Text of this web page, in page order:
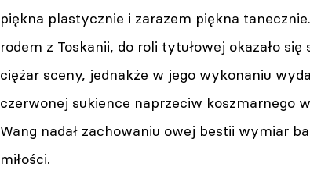
piękna plastycznie i zarazem piękna
rodem z Toskanii, do roli tytułowej okazało
ciężar sceny, jednakże w jego wykonaniu
czerwonej sukience naprzeciw koszmarnego
Wang nadał zachowaniu owej bestii wymiar
miłości.